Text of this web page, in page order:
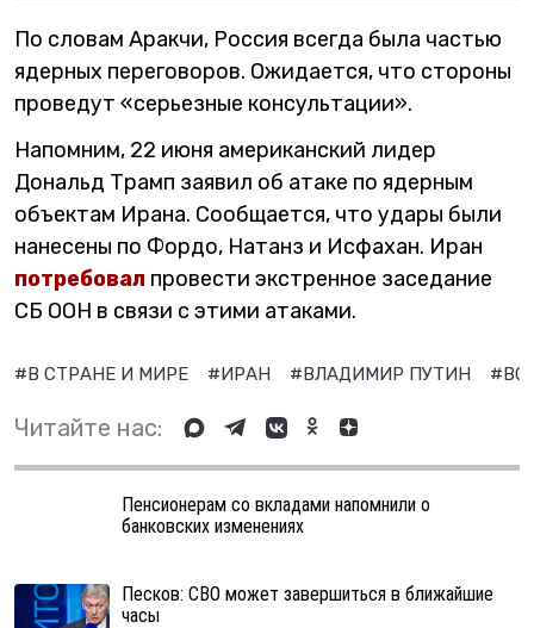
По словам Аракчи, Россия всегда была частью
ядерных переговоров. Ожидается, что стороны
проведут «серьезные консультации».
Напомним, 22 июня американский лидер
Дональд Трамп заявил об атаке по ядерным
объектам Ирана. Сообщается, что удары были
нанесены по Фордо, Натанз и Исфахан. Иран
потребовал провести экстренное заседание
СБ ООН в связи с этими атаками.
#В СТРАНЕ И МИРЕ #ИРАН #ВЛАДИМИР ПУТИН
Читайте нас:
Пенсионерам со вкладами напомнили о
банковских изменениях
Песков: СВО может завершиться в ближайшие
часы